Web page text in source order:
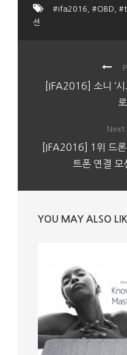
#ifa2016 #OBD
션
[IFA2016] 소니 ‘시
Next
[IFA2016] 1위 드
트폰 연결 모
YOU MAY ALSO